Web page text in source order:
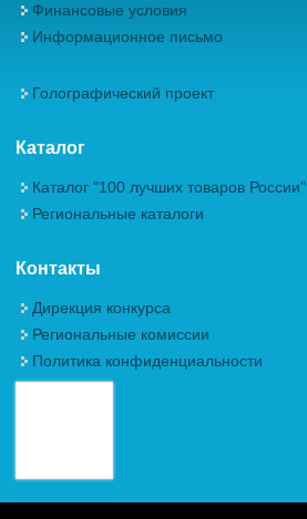
Финансовые условия
Информационное письмо
Голографический проект
Каталог
Каталог "100 лучших товаров России"
Региональные каталоги
Контакты
Дирекция конкурса
Региональные комиссии
Политика конфиденциальности